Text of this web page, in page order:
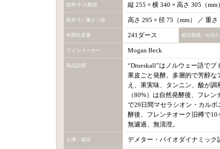
箱外寸/入数箱 縦 255 × 横 340 × 高さ 305（
瓶外寸／重さ／栓 高さ 295 × 径 75（mm） ／ 重
年間生産量 241ダース 栽培面積、ha当
ワインメーカー Mogan Beck
商品説明
“Drueskall”はノルウェー語で
果皮ごと発酵。多層的で芳醇
え、果実味、タンニン、酸が
（80%）は自然発酵後、フレ
で29日間マセラシオン・カル
酵後、フレンチオーク旧樽で
無濾過、無清澄。
土壌・栽培 デメター・バイオダイナミック